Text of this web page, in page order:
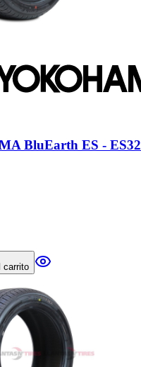
BluEarth ES - ES32
carrito